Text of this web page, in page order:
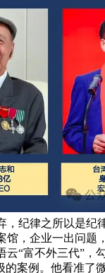
纪律之所以是
馆，企业一出问
“富不外三代”，
案例。他看准